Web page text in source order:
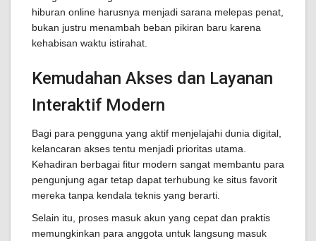
hiburan online harusnya menjadi sarana melepas penat,
bukan justru menambah beban pikiran baru karena
kehabisan waktu istirahat.
Kemudahan Akses dan Layanan
Interaktif Modern
Bagi para pengguna yang aktif menjelajahi dunia digital,
kelancaran akses tentu menjadi prioritas utama.
Kehadiran berbagai fitur modern sangat membantu para
pengunjung agar tetap dapat terhubung ke situs favorit
mereka tanpa kendala teknis yang berarti.
Selain itu, proses masuk akun yang cepat dan praktis
memungkinkan para anggota untuk langsung masuk